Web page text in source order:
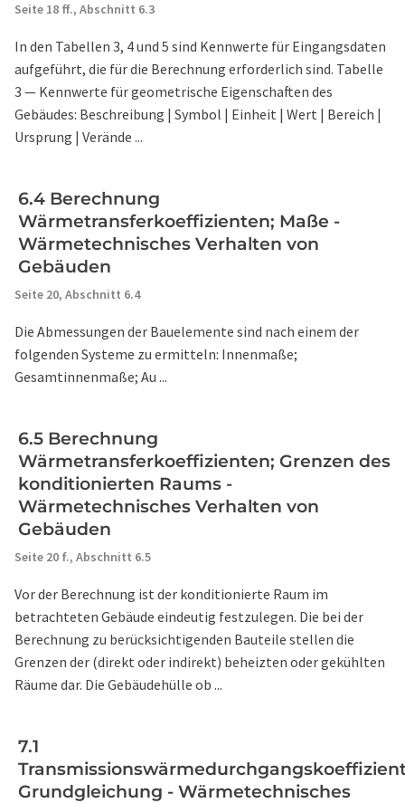
Seite 18 ff., Abschnitt 6.3
In den Tabellen 3, 4 und 5 sind Kennwerte für Eingangsdaten
aufgeführt, die für die Berechnung erforderlich sind. Tabelle
3 — Kennwerte für geometrische Eigenschaften des
Gebäudes: Beschreibung | Symbol | Einheit | Wert | Bereich |
Ursprung | Verände ...
6.4 Berechnung
Wärmetransferkoeffizienten; Maße -
Wärmetechnisches Verhalten von
Gebäuden
Seite 20, Abschnitt 6.4
Die Abmessungen der Bauelemente sind nach einem der
folgenden Systeme zu ermitteln: Innenmaße;
Gesamtinnenmaße; Au ...
6.5 Berechnung
Wärmetransferkoeffizienten; Grenzen des
konditionierten Raums -
Wärmetechnisches Verhalten von
Gebäuden
Seite 20 f., Abschnitt 6.5
Vor der Berechnung ist der konditionierte Raum im
betrachteten Gebäude eindeutig festzulegen. Die bei der
Berechnung zu berücksichtigenden Bauteile stellen die
Grenzen der (direkt oder indirekt) beheizten oder gekühlten
Räume dar. Die Gebäudehülle ob ...
7.1
Grundgleichung - Wärmetechnisches